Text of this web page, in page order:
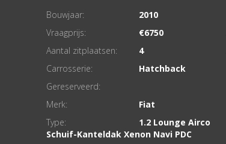
Bouwjaar: 2010
Vraagprijs:
6750
Aantal zitplaatsen:
4
Carrosserie:
Hatchback
Gereserveerd:
Merk:
Fiat
Type:
1.2 Lounge Airco
Schuif-Kanteldak Xenon Navi PDC